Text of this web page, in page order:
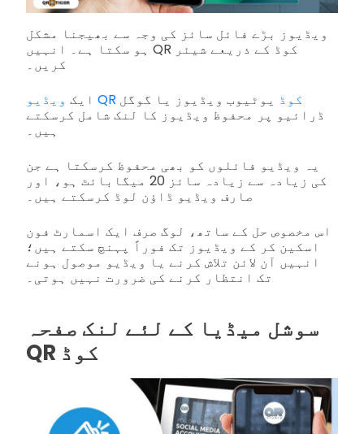
ویڈیوز بڑے فائل سائز کی وجہ سے بھیجنا مشکل
ہو سکتا ہے۔ انہیں QR کوڈ کے ذریعے شیئر
کریں۔
ایک
ویڈیو QR کوڈ یوٹیوب ویڈیوز یا گوگل
ڈرائیو پر محفوظ ویڈیوز کا لنک شامل کرسکتے
ہیں۔
یہ ویڈیو فائلوں کو بھی محفوظ کرسکتا ہے جن
کی زیادہ سے زیادہ سائز 20 میگابائٹ ہو، اور
صارف ویڈیو ڈاؤن لوڈ کرسکتے ہیں۔
اس مخصوص حل کے ساتھ، لوگ صرف ایک اسمارٹ فون
اسکین کر کے ویڈیوز تک فوراً پہنچ سکتے ہیں؛
انہیں آن لائن تلاش کرنے یا ویڈیو موصول ہونے
تک انتظار کرنے کی ضرورت نہیں ہوتی۔
سوشل میڈیا کے لئے لنک صفحہ
QR کوڈ